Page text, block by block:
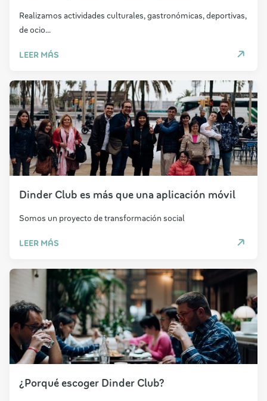
Realizamos actividades culturales, gastronómicas, deportivas,
de ocio...
LEER MÁS
Dinder Club es más que una aplicación móvil
Somos un proyecto de transformación social
LEER MÁS
¿Porqué escoger Dinder Club?